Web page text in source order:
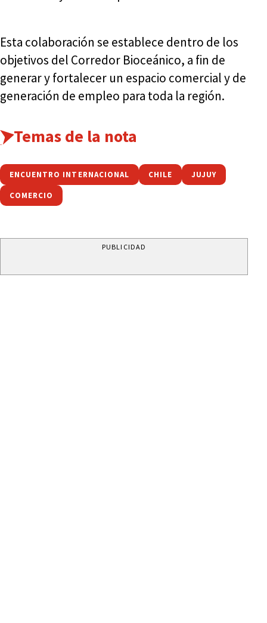
Esta colaboración se establece dentro de los
objetivos del Corredor Bioceánico, a fin de
generar y fortalecer un espacio comercial y de
generación de empleo para toda la región.
Temas de la nota
ENCUENTRO INTERNACIONAL CHILE JUJUY
COMERCIO
PUBLICIDAD